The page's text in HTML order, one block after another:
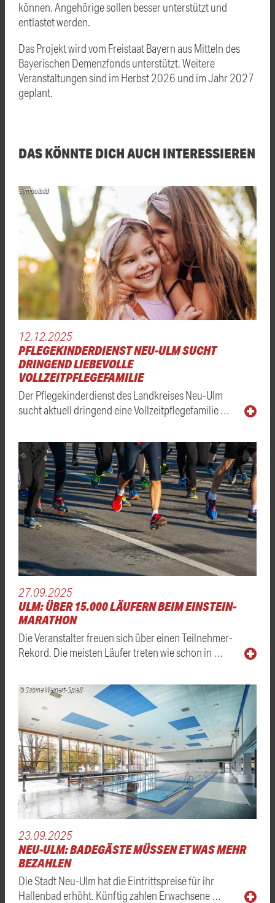
können. Angehörige sollen besser unterstützt und
entlastet werden.
Das Projekt wird vom Freistaat Bayern aus Mitteln des
Bayerischen Demenzfonds unterstützt. Weitere
Veranstaltungen sind im Herbst 2026 und im Jahr 2027
geplant.
DAS KÖNNTE DICH AUCH INTERESSIEREN
Symbolbild
12.12.2025
PFLEGEKINDERDIENST NEU-ULM SUCHT
DRINGEND LIEBEVOLLE
VOLLZEITPFLEGEFAMILIE
Der Pflegekinderdienst des Landkreises Neu-Ulm
sucht aktuell dringend eine Vollzeitpflegefamilie …
27.09.2025
ULM: ÜBER 15.000 LÄUFERN BEIM EINSTEIN-
MARATHON
Die Veranstalter freuen sich über einen Teilnehmer-
Rekord. Die meisten Läufer treten wie schon in …
© Sabine Weinert-Spieß
23.09.2025
NEU-ULM: BADEGÄSTE MÜSSEN ETWAS MEHR
BEZAHLEN
Die Stadt Neu-Ulm hat die Eintrittspreise für ihr
Hallenbad erhöht. Künftig zahlen Erwachsene …